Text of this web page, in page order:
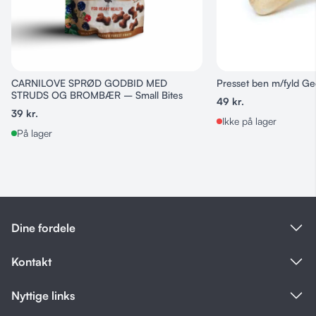
Analytiske bestanddele:
Protein: 80,1 %
Fibre: 0,4 %
Aske: 6,3 %
CARNILOVE SPRØD GODBID MED
STRUDS OG BROMBÆR – Small Bites
39 kr.
På lager
Presset ben m/fyld
49 kr.
Ikke på lager
Dine fordele
Kontakt
Nyttige links